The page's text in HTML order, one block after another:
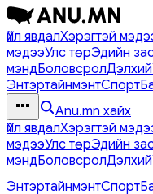
Үйл явдалХэрэгтэй
мэдээУлс төрЭдийн
мэндБоловсролДэлхий
ЭнтэртайнмэнтСпорт
Anu.mn хайх
Үйл явдалХэрэгтэй
мэдээУлс төрЭдийн
мэндБоловсролДэлхий
ЭнтэртайнмэнтСпорт